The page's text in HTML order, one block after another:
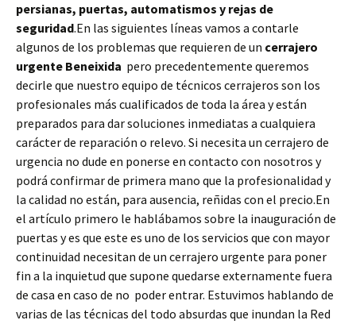
persianas, puertas, automatismos y rejas de
seguridad.En las siguientes líneas vamos a contarle
algunos de los problemas que requieren de un cerrajero
urgente Beneixida pero precedentemente queremos
decirle que nuestro equipo de técnicos cerrajeros son los
profesionales más cualificados de toda la área y están
preparados para dar soluciones inmediatas a cualquiera
carácter de reparación o relevo. Si necesita un cerrajero de
urgencia no dude en ponerse en contacto con nosotros y
podrá confirmar de primera mano que la profesionalidad y
la calidad no están, para ausencia, reñidas con el precio.En
el artículo primero le hablábamos sobre la inauguración de
puertas y es que este es uno de los servicios que con mayor
continuidad necesitan de un cerrajero urgente para poner
fin a la inquietud que supone quedarse externamente fuera
de casa en caso de no poder entrar. Estuvimos hablando de
varias de las técnicas del todo absurdas que inundan la Red